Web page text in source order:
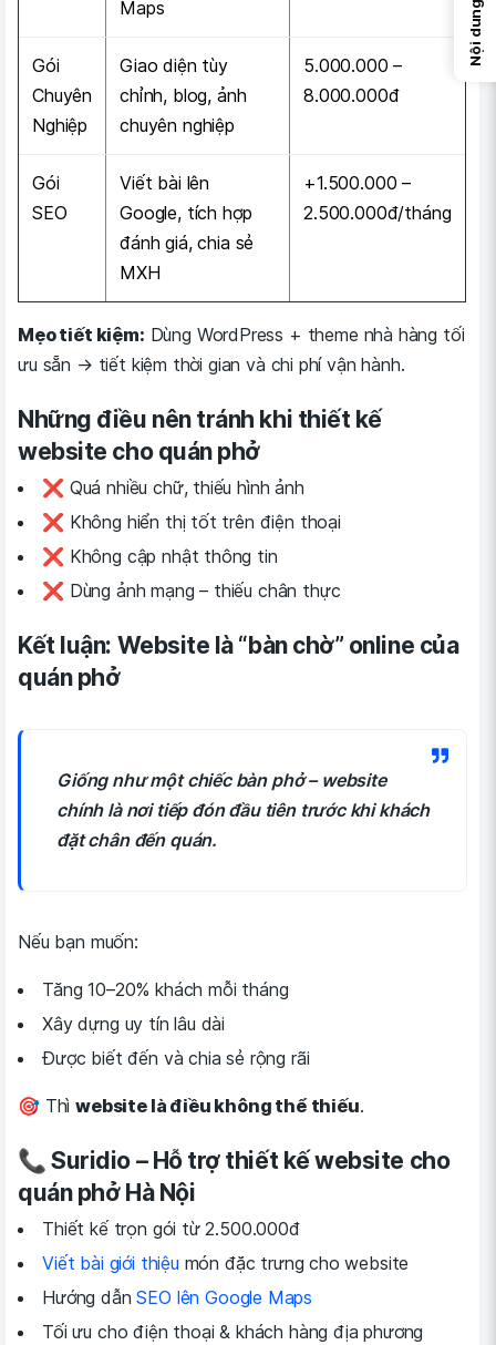
Maps
Gói
Chuyên
Nghiệp
Giao diện tùy
chỉnh, blog, ảnh
chuyên nghiệp
5.000.000 –
8.000.000đ
Gói
SEO
Viết bài lên
Google, tích hợp
đánh giá, chia sẻ
MXH
+1.500.000 –
2.500.000đ/tháng
Mẹo tiết kiệm: Dùng WordPress + theme nhà hàng tối
ưu sẵn → tiết kiệm thời gian và chi phí vận hành.
Những điều nên tránh khi thiết kế
website cho quán phở
❌ Quá nhiều chữ, thiếu hình ảnh
❌ Không hiển thị tốt trên điện thoại
❌ Không cập nhật thông tin
❌ Dùng ảnh mạng – thiếu chân thực
Kết luận: Website là “bàn chờ” online của
quán phở
Giống như một chiếc bàn phở – website
chính là nơi tiếp đón đầu tiên trước khi khách
đặt chân đến quán.
Nếu bạn muốn:
Tăng 10–20% khách mỗi tháng
Xây dựng uy tín lâu dài
Được biết đến và chia sẻ rộng rãi
🎯 Thìwebsite là điều không thể thiếu.
📞 Suridio – Hỗ trợ thiết kế website cho
quán phở Hà Nội
Thiết kế trọn gói từ 2.500.000đ
Viết bài giới thiệu món đặc trưng cho website
Hướng dẫnSEO lên Google Maps
Tối ưu cho điện thoại & khách hàng địa phương
Nội dung